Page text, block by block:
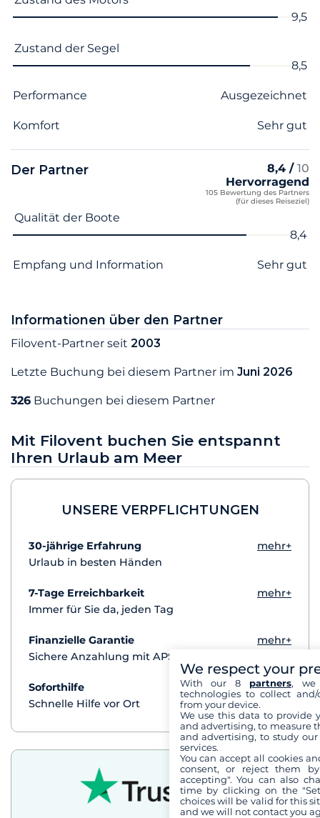
9,5
Zustand der Segel
8,5
Performance Ausgezeichnet
Komfort Sehr gut
Der Partner 8,4 / 10
Hervorragend
105 Bewertung des Partners
(für dieses Reiseziel)
Name des Kriteriums
Qualität der Boote
8,4
Empfang und Information Sehr gut
Informationen über den Partner
Filovent-Partner seit 2003
Letzte Buchung bei diesem Partner im Juni 2026
326 Buchungen bei diesem Partner
Mit Filovent buchen Sie entspannt
Ihren Urlaub am Meer
UNSERE VERPFLICHTUNGEN
30-jährige Erfahrung
mehr+
Urlaub in besten Händen
7-Tage Erreichbarkeit
mehr+
Immer für Sie da, jeden Tag
Finanzielle Garantie
mehr+
Sichere Anzahlung mit APST
Soforthilfe
mehr+
Schnelle Hilfe vor Ort
We respect your
With our 8 partners, we
technologies to collect
from your device.
We use this data to provide
and advertising, to measure
and advertising, to study
services.
You can accept all cookies
consent, or reject them
accepting". You can also
time by clicking on the
choices will be valid for this
and we will not contact you